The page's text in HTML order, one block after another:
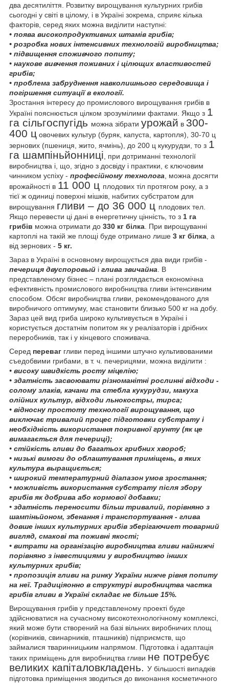
два десятиліття. Розвитку вирощування культурних грибів
сьогодні у світі в цілому, і в Україні зокрема, сприяє кілька
факторів, серед яких можна виділити наступні:
• поява високопродуктивних штамів грибів;
• розробка нових інтенсивних технологій виробництва;
• підвищення споживчого попиту;
• наукове вивчення поживних і цілющих властивостей
грибів;
• проблема забруднення навколишнього середовища і
погіршення ситуації в екології.
Зростання інтересу до промислового вирощування грибів в
Україні пояснюється цілком зрозумілими фактами. Якщо з 1
га сільгоспугідь можна зібрати урожай в 300-
400 ц овочевих культур (буряк, капуста, картопля), 30-70 ц
зернових (пшениця, жито, ячмінь), до 200 ц кукурудзи, то з 1
га шампіньйонниці , при дотриманні технології
виробництва і, що, згідно з досвіду і практики, є ключовим
чинником успіху - професійному технолога , можна досягти
врожайності в 11 000 ц плодових тіл протягом року, а з
тієї ж одиниці поверхні мішків, набитих субстратом для
вирощування гливи – до 36 000 ц плодових тел.
Якщо перевести ці дані в енергетичну цінність, то з 1 га
грибів можна отримати до 330 кг білка . При вирощуванні
картоплі на такій же площі буде отримано лише 3 кг білка , а
від зернових - 5 кг.
Зараз в Україні в основному вирощується два види грибів -
печериця двуспоровый і глива звичайна . В
представленому бізнес – плані розглядається економічна
ефективність промислового виробництва гливи інтенсивним
способом. Обсяг виробництва гливи, рекомендованого для
виробничого оптимуму, має становити близько 500 кг на добу.
Зараз цей вид гриба широко культивується в Україні і
користується достатнім попитом як у реалізаторів і дрібних
переробників, так і у кінцевого споживача.
Серед переваг гливи перед іншими штучно культивованими
съедобвими грибами, в т. ч. печерицями, можна виділити :
• високу швидкість росту міцелію;
• здатність засвоювати різноманітні рослинні відходи -
солому злаків, качани та стебла кукурудзи, макуха
олійних культур, відходи льнокостры, тирса;
• відносну простоту технології вирощування, що
виключає тривалий процес підготовки субстрату і
необхідність використання покривної грунту (як це
вимагається для печериці);
• стійкість гливи до багатьох грибних хвороб;
• низькі вимоги до облаштування приміщень, в яких
культура выращиється;
• широкий температурний діапазон умов зростання;
• можливість використання субстрату після збору
грибів як добрива або кормової добавки;
• здатність переносити більш тривалий, порівняно з
шампіньйоном, збенання і транспортування - глива
довше інших культурних грибів зберігаючиет товарний
вигляд, смакові та поживні якості;
• витрати на організацію виробництва гливи найнижчі
порівняно з інвестициями у виробництво інших
культурних грибів;
• пропозиція гливи на ринку України нижче рівня попиту
на неї. Традиціяонно в структурі виробництва частка
грибів гливи в Україні складає не більше 15%.
Вирощування грибів у представленому проекті буде
здійснюватися на сучасному високотехнологічному комплексі,
який може бути створений на базі вільних виробничих площ
(корівників, свинарників, пташників) підприємств, що
займалися тваринницьким напрямом. Підготовка і адаптація
таких приміщень для виробництва гливи не потребує
великих капіталовкладень. У більшості випадків
підготовка приміщення зводиться до виконання косметичного